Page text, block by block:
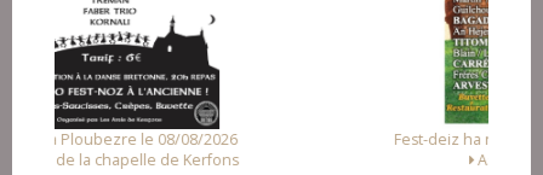
Fest-deiz ha noz a Pluzunet le 14/08/2026